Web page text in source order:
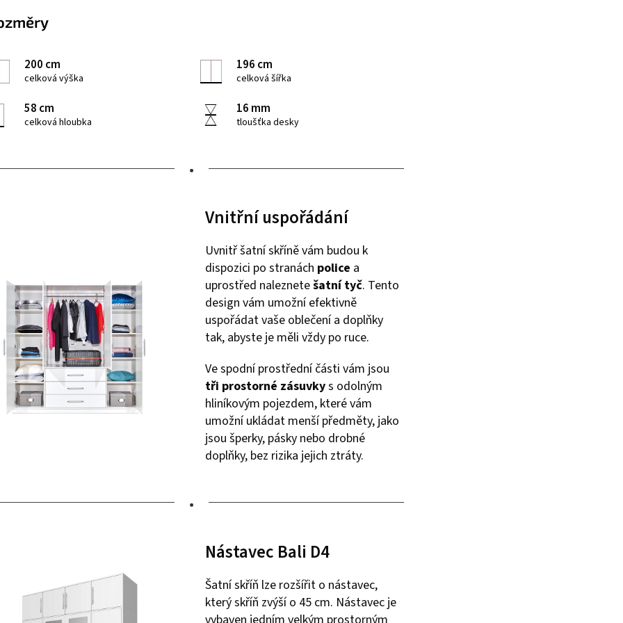
200 cm
celková výška
196 cm
celková šířka
58 cm
celková hloubka
16 mm
tloušťka desky
•
Vnitřní uspořádání
Uvnitř šatní skříně vám budou k
dispozici po stranách police a
uprostřed naleznetešatní tyč. Tento
design vám umožní efektivně
uspořádat vaše oblečení a doplňky
tak, abyste je měli vždy po ruce.
Ve spodní prostřední části vám jsou
tři prostorné zásuvkys odolným
hliníkovým pojezdem, které vám
umožní ukládat menší předměty, jako
jsou šperky, pásky nebo drobné
doplňky, bez rizika jejich ztráty.
•
Nástavec Bali D4
Šatní skříň lze rozšířit o nástavec,
který skříň zvýší o 45 cm. Nástavec je